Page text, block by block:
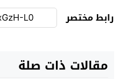
رابط مختصر
مقالات ذات صلة